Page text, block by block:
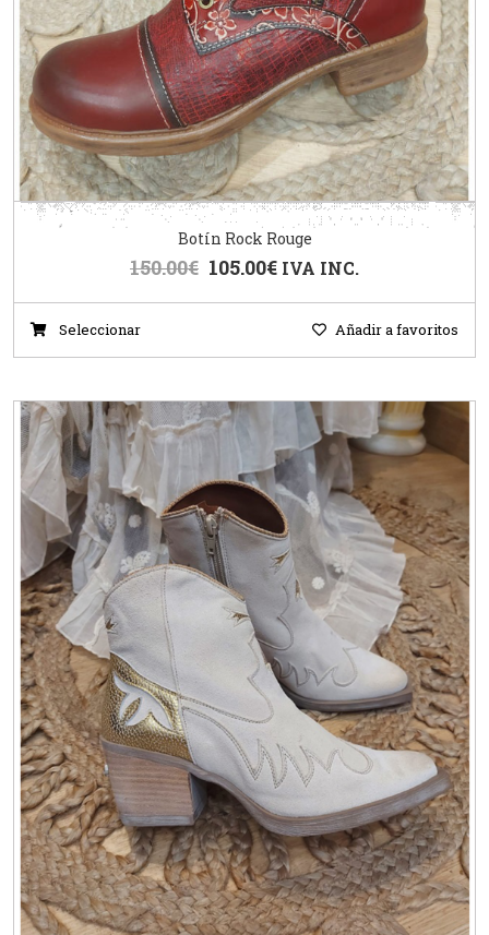
Botín Rock Rouge
150.00€ 105.00€ IVA INC.
Seleccionar Añadir a favoritos